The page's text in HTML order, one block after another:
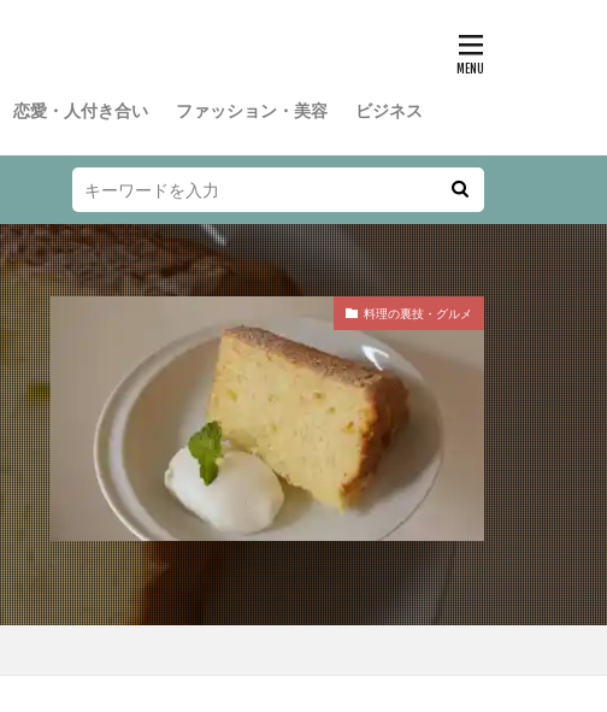
恋愛・人付き合い ファッション・美容 ビジネス
料理の裏技・グルメ